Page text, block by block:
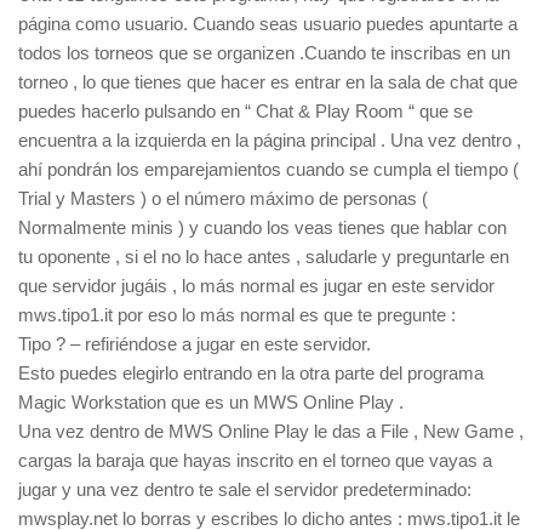
página como usuario. Cuando seas usuario puedes apuntarte a
todos los torneos que se organizen .Cuando te inscribas en un
torneo , lo que tienes que hacer es entrar en la sala de chat que
puedes hacerlo pulsando en “ Chat & Play Room “ que se
encuentra a la izquierda en la página principal . Una vez dentro ,
ahí pondrán los emparejamientos cuando se cumpla el tiempo (
Trial y Masters ) o el número máximo de personas (
Normalmente minis ) y cuando los veas tienes que hablar con
tu oponente , si el no lo hace antes , saludarle y preguntarle en
que servidor jugáis , lo más normal es jugar en este servidor
mws.tipo1.it por eso lo más normal es que te pregunte :
Tipo ? – refiriéndose a jugar en este servidor.
Esto puedes elegirlo entrando en la otra parte del programa
Magic Workstation que es un MWS Online Play .
Una vez dentro de MWS Online Play le das a File , New Game ,
cargas la baraja que hayas inscrito en el torneo que vayas a
jugar y una vez dentro te sale el servidor predeterminado:
mwsplay.net lo borras y escribes lo dicho antes : mws.tipo1.it le